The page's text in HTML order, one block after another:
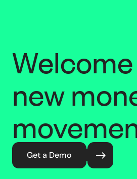
new
Get a Demo